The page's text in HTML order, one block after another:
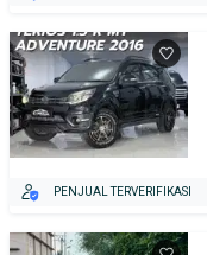
PENJUAL TERVERIFIKASI